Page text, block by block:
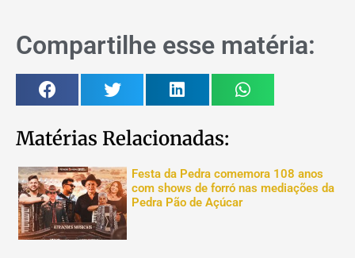
Compartilhe esse matéria:
Matérias Relacionadas:
Festa da Pedra comemora 108 anos
com shows de forró nas mediações da
Pedra Pão de Açúcar